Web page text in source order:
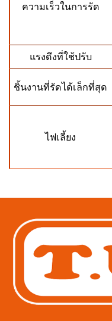
ความเร็วในการรัด
แรงดึงที่ใช้ปรับ
ชิ้นงานที่รัดได้เล็กที่สุด
ไฟเลี้ยง